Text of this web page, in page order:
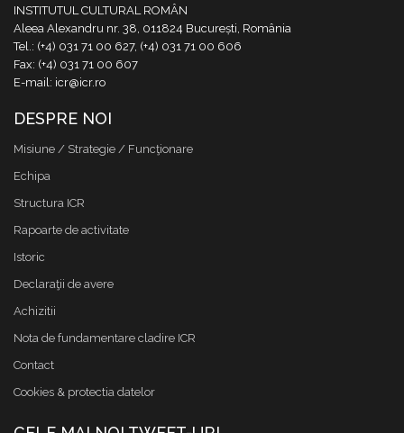
INSTITUTUL CULTURAL ROMÂN
Aleea Alexandru nr. 38, 011824 București, România
Tel.: (+4) 031 71 00 627, (+4) 031 71 00 606
Fax: (+4) 031 71 00 607
E-mail: icr@icr.ro
DESPRE NOI
Misiune / Strategie / Funcţionare
Echipa
Structura ICR
Rapoarte de activitate
Istoric
Declaraţii de avere
Achizitii
Nota de fundamentare cladire ICR
Contact
Cookies & protectia datelor